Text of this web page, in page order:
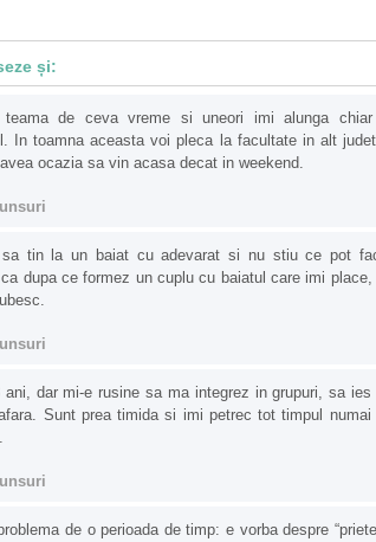
și:
de ceva vreme si uneori imi alunga
In toamna aceasta voi pleca la facultate in alt
ocazia sa vin acasa decat in weekend.
sa tin la un baiat cu adevarat si nu stiu ce pot
dupa ce formez un cuplu cu baiatul care imi place,
ani, dar mi-e rusine sa ma integrez in grupuri, sa ies
Sunt prea timida si imi petrec tot timpul numai
de o perioada de timp: e vorba despre